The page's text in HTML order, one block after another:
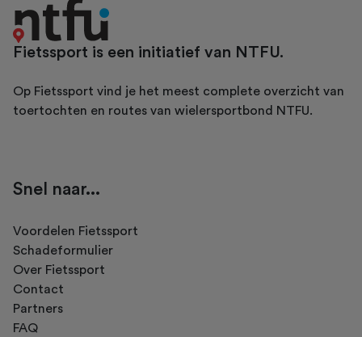
Fietssport is een initiatief van NTFU.
Op Fietssport vind je het meest complete overzicht van
toertochten en routes van wielersportbond NTFU.
Snel naar...
Voordelen Fietssport
Schadeformulier
Over Fietssport
Contact
Partners
FAQ